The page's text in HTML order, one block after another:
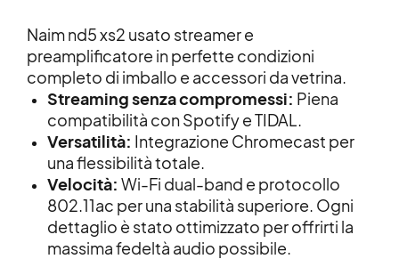
Naim nd5 xs2 usato streamer e
preamplificatore in perfette condizioni
completo di imballo e accessori da vetrina.
Streaming senza compromessi: Piena
compatibilità con Spotify e TIDAL.
Versatilità: Integrazione Chromecast per
una flessibilità totale.
Velocità: Wi-Fi dual-band e protocollo
802.11ac per una stabilità superiore. Ogni
dettaglio è stato ottimizzato per offrirti la
massima fedeltà audio possibile.